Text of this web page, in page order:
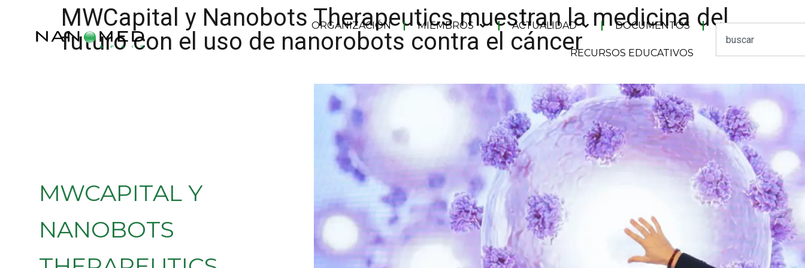
ORGANIZACIÓN MIEMBROS ACTUALIDAD DOCUMENTOS
RECURSOS EDUCATIVOS
MWCapital y Nanobots Therapeutics muestran la medicina del
futuro con el uso de nanorobots contra el cáncer
MWCAPITAL Y
NANOBOTS